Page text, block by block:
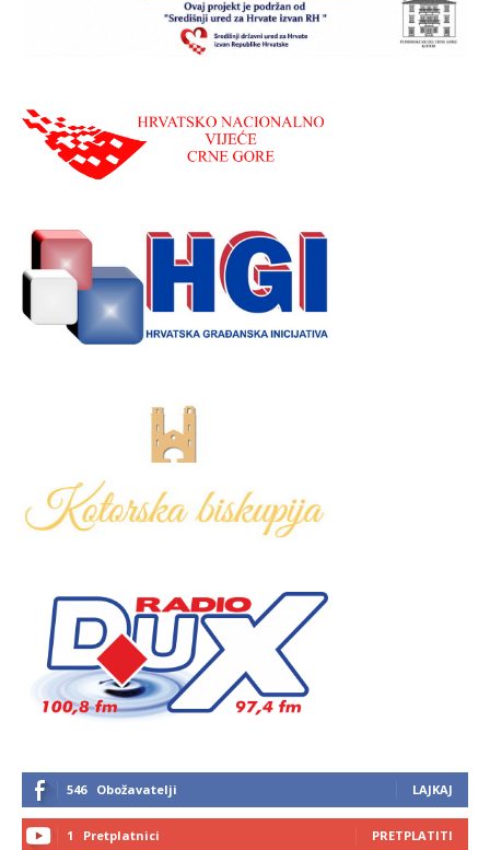
546 Obožavatelji LAJKAJ
1 Pretplatnici PRETPLATITI